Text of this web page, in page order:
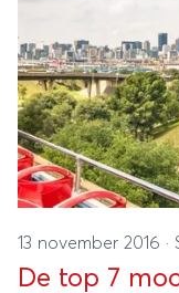
13 november 2016 ·
De top 7